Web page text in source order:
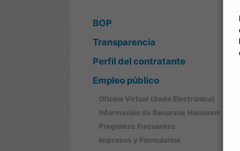
BOP
Transparencia
Perfil del contratante
Empleo público
Oficina Virtual (Sede Electrónica)
Información de Recursos Humanos
Preguntas frecuentes
Impresos y Formularios